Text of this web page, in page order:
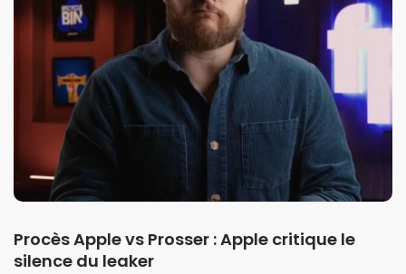
Procès Apple vs Prosser : Apple critique le
silence du leaker